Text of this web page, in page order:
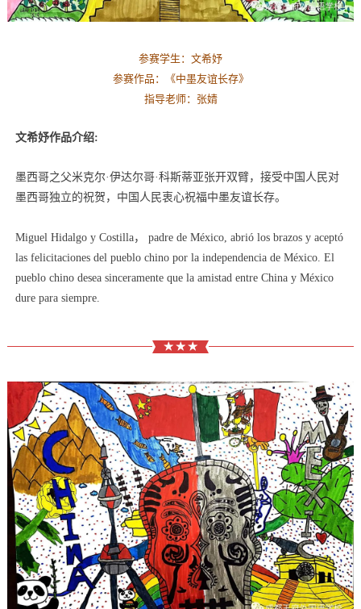
参赛学生：文希妤
参赛作品：《中墨友谊长存》
指导老师：张婧
文希妤作品介绍:
墨西哥之父米克尔·伊达尔哥·科斯蒂亚张开双臂，接受中国人民对
墨西哥独立的祝贺，中国人民衷心祝福中墨友谊长存。
Miguel Hidalgo y Costilla， padre de México, abrió los brazos y aceptó
las felicitaciones del pueblo chino por la independencia de México. El
pueblo chino desea sinceramente que la amistad entre China y México
dure para siempre.
★ ★ ★